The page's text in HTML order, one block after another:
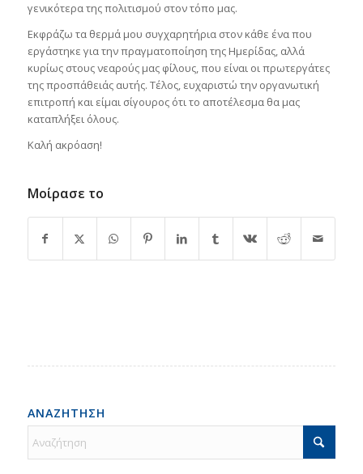
γενικότερα της πολιτισμού στον τόπο μας.
Εκφράζω τα θερμά μου συγχαρητήρια στον κάθε ένα που
εργάστηκε για την πραγματοποίηση της Ημερίδας, αλλά
κυρίως στους νεαρούς μας φίλους, που είναι οι πρωτεργάτες
της προσπάθειάς αυτής. Τέλος, ευχαριστώ την οργανωτική
επιτροπή και είμαι σίγουρος ότι το αποτέλεσμα θα μας
καταπλήξει όλους.
Καλή ακρόαση!
Μοίρασε το
ΑΝΑΖΗΤΗΣΗ